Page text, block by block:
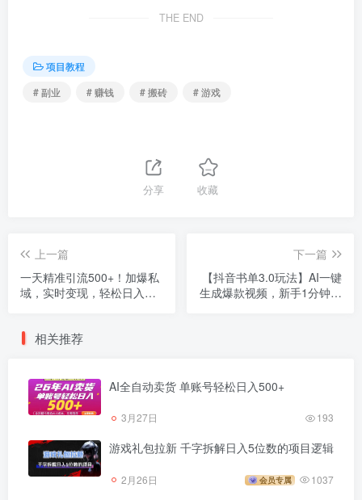
THE END
项目教程
# 副业
# 赚钱 # 搬砖 # 游戏
分享 收藏
上一篇
一天精准引流500+！加爆私
域，实时变现，轻松日入
下一篇
【抖音书单3.0玩法】AI一键
生成爆款视频，新手1分钟上
相关推荐
AI全自动卖货 单账号轻松日入500+
3月27日 193
游戏礼包拉新 千字拆解日入5位数的项目逻辑
2月26日 会员专属 1037